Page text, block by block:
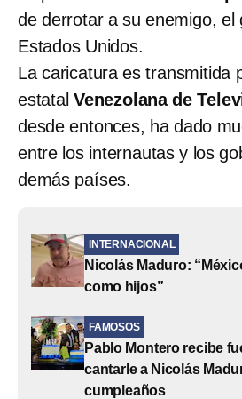
de derrotar a su enemigo, el
Estados Unidos.
La caricatura es transmitida
estatal Venezolana de
desde entonces, ha dado
entre los internautas y los
demás países.
INTERNACIONAL
Nicolás Maduro:
como hijos”
FAMOSOS
Pablo Montero recibe
cantarle a Nicolás
cumpleaños